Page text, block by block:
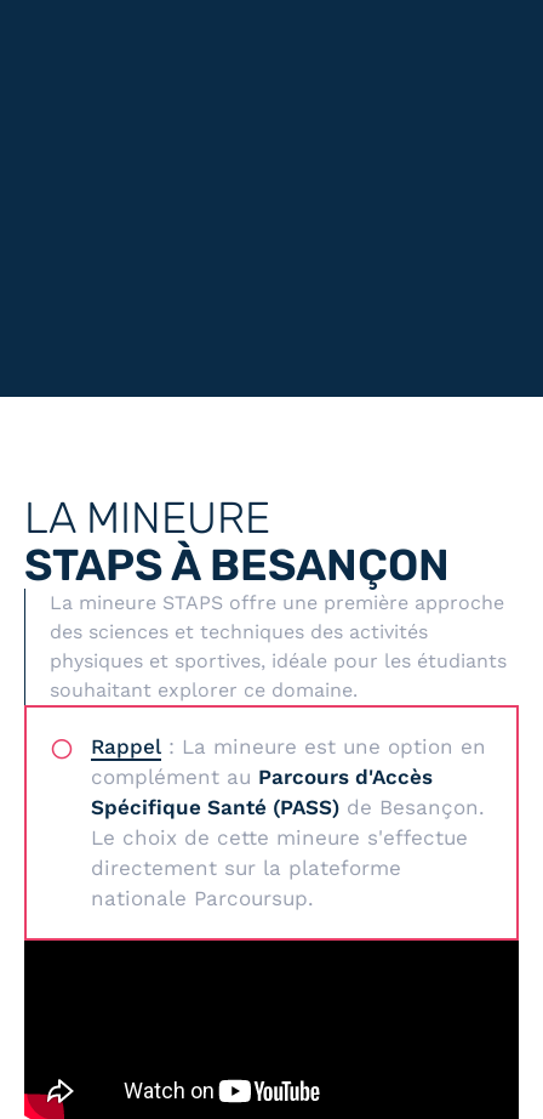
LA MINEURE
STAPS À BESANÇON
La mineure STAPS offre une première approche
des sciences et techniques des activités
physiques et sportives, idéale pour les étudiants
souhaitant explorer ce domaine.
Rappel: La mineure est une option en
complément au Parcours d'Accès
Spécifique Santé (PASS)de Besançon.
Le choix de cette mineure s'effectue
directement sur la plateforme
nationale Parcoursup.